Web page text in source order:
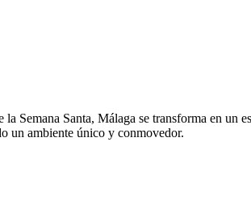
Semana Santa, Málaga se transforma en un
un ambiente único y conmovedor.